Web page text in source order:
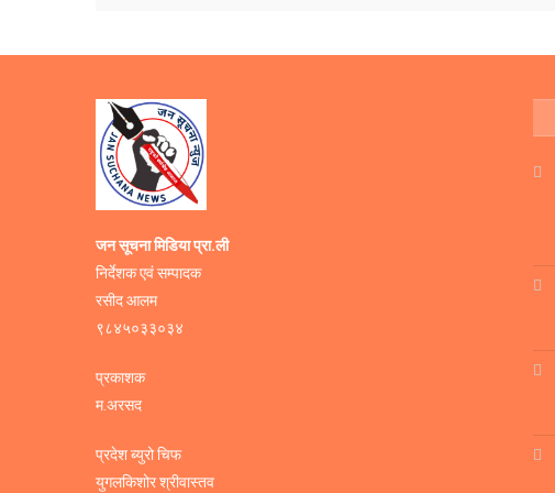
जन सूचना मिडिया प्रा.ली
निर्देशक एवं सम्पादक
रसीद आलम
९८४५०३३०३४
प्रकाशक
म.अरसद
प्रदेश ब्युरो चिफ
युगलकिशोर श्रीवास्तव